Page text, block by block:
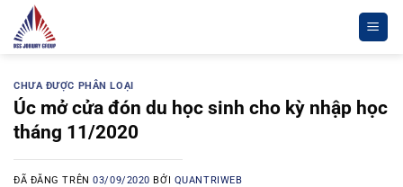
Chuyển
đến
dungCHƯA ĐƯỢC PHÂN LOẠI
Úc mở cửa đón du học sinh cho kỳ nhập học
tháng 11/2020
ĐÃ ĐĂNG TRÊN03/09/2020 BỞI QUANTRIWEB